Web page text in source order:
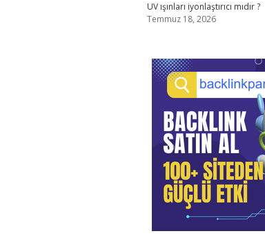
UV ışınları iyonlaştırıcı mıdır ?
Temmuz 18, 2026